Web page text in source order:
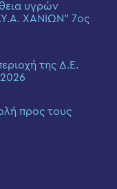
υγρών
ΧΑΝΙΩΝ” 7ος
της Δ.Ε.
προς τους